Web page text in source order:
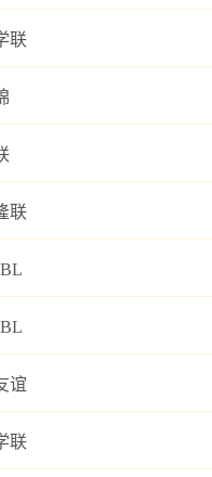
联
联
谊
联